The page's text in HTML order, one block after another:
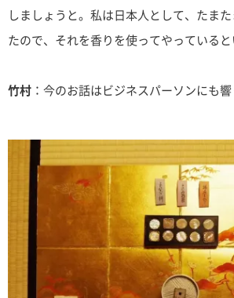
しましょうと。私は日本人として、たま
たので、それを香りを使ってやっていると
竹村 ：今のお話はビジネスパーソンにも響